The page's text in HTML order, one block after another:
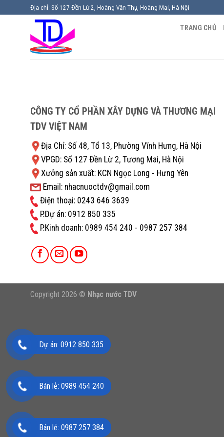
Địa chỉ: Số 127 Đền Lừ 2, Hoàng Văn Thụ, Hoàng Mai, Hà Nội
TRANG CHỦ
CÔNG TY CỔ PHẦN XÂY DỰNG VÀ THƯƠNG MẠI
TDV VIỆT NAM
Địa Chỉ: Số 48, Tổ 13, Phường Vĩnh Hưng, Hà Nội
VPGD: Số 127 Đền Lừ 2, Tương Mai, Hà Nội
Xưởng sản xuất: KCN Ngọc Long - Hưng Yên
Email: nhacnuoctdv@gmail.com
Điện thoại: 0243 646 3639
P.Dự án: 0912 850 335
P.Kinh doanh: ‭0989 454 240 - 0987 257 384
Copyright 2026 © Nhạc nước TDV
Dự án: 0912 850 335
Bán lẻ: 0989 454 240
Bán lẻ: 0987 257 384